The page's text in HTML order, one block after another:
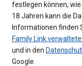
festlegen können,
18 Jahren kann die
Informationen finden
Family Link
und in den
Google.